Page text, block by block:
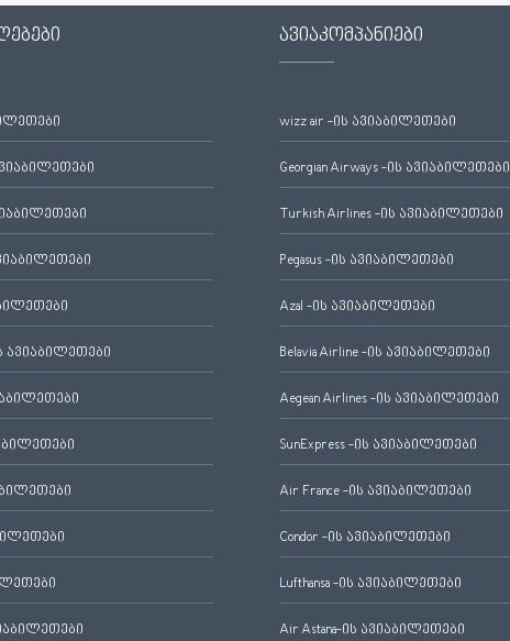
ავიაკომპანიები
wizz air -ის ავიაბილეთები
Georgian Airways -ის ავიაბილეთები
Turkish Airlines -ის ავიაბილეთები
Pegasus -ის ავიაბილეთები
Azal -ის ავიაბილეთები
Belavia Airline -ის ავიაბილეთები
Aegean Airlines -ის ავიაბილეთები
SunExpress -ის ავიაბილეთები
Air France -ის ავიაბილეთები
Condor -ის ავიაბილეთები
Lufthansa -ის ავიაბილეთები
Air Astana-ის ავიაბილეთები